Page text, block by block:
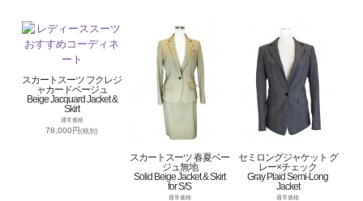
スカートスーツ フクレジ
ャカードベージュ
Beige Jacquard Jacket &
Skirt
通常価格
78,000円(税別)
スカートスーツ 春夏ベー
ジュ無地
Solid Beige Jacket & Skirt
for S/S
通常価格
セミロングジャケット グ
レー×チェック
Gray Plaid Semi-Long
Jacket
通常価格